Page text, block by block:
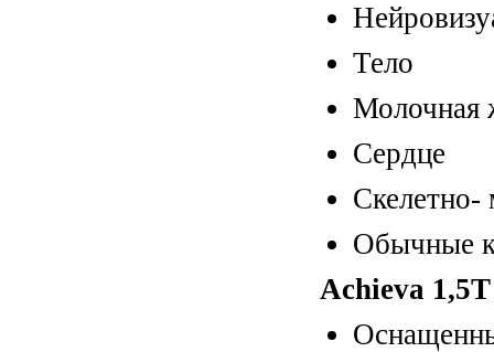
Тело
Молочная
Сердце
Скелетно-
Обычные
Achieva